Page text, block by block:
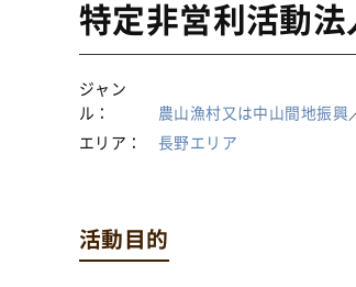
特定非営利活動
ジャン
ル
農山漁村又は中山間地振興
エリア
長野エリア
活動目的